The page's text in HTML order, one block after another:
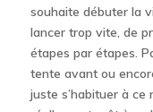
souhaite débuter la
lancer trop vite, de
étapes par étapes.
tente avant ou
juste s’habituer à